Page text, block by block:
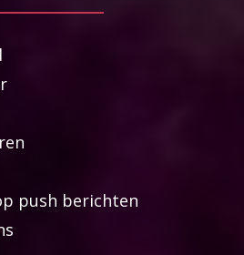
push berichten